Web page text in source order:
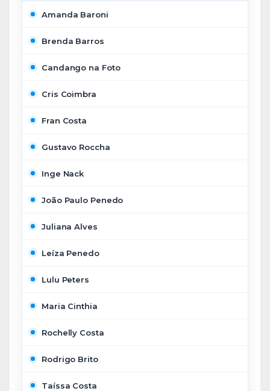
Amanda Baroni
Brenda Barros
Candango na Foto
Cris Coimbra
Fran Costa
Gustavo Roccha
Inge Nack
João Paulo Penedo
Juliana Alves
Leíza Penedo
Lulu Peters
Maria Cinthia
Rochelly Costa
Rodrigo Brito
Taíssa Costa